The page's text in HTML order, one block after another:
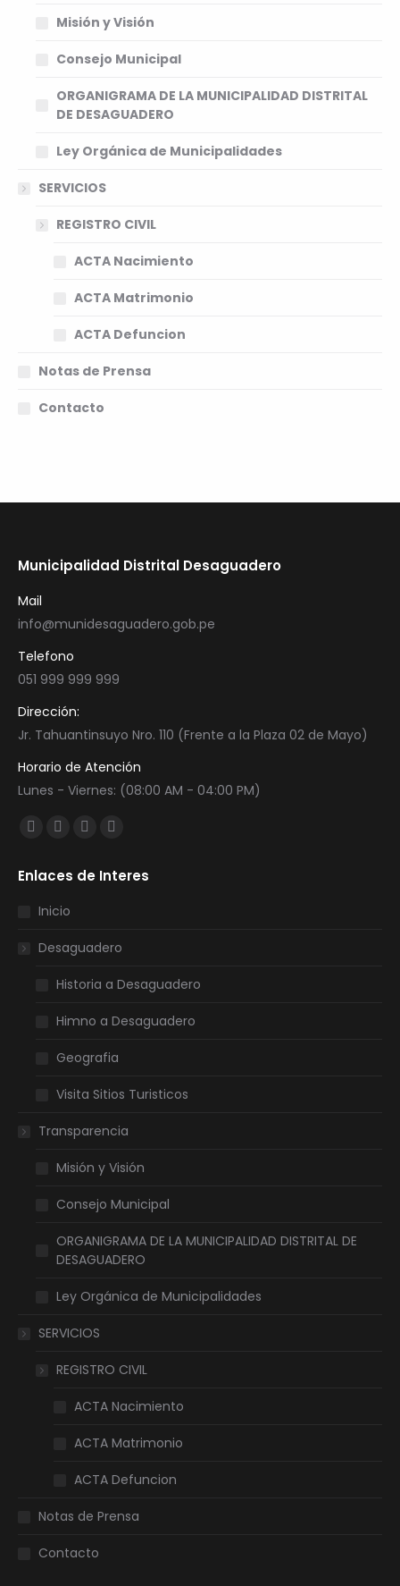
Misión y Visión
Consejo Municipal
ORGANIGRAMA DE LA MUNICIPALIDAD DISTRITAL
DE DESAGUADERO
Ley Orgánica de Municipalidades
SERVICIOS
REGISTRO CIVIL
ACTA Nacimiento
ACTA Matrimonio
ACTA Defuncion
Notas de Prensa
Contacto
Municipalidad Distrital Desaguadero
Mail
info@munidesaguadero.gob.pe
Telefono
051 999 999 999
Dirección:
Jr. Tahuantinsuyo Nro. 110 (Frente a la Plaza 02 de Mayo)
Horario de Atención
Lunes - Viernes: (08:00 AM - 04:00 PM)
Encuéntranos en:
Facebook
opens
in
window
Twitter
opens
in
window
YouTube
opens
window
Instagram
opens
window
Enlaces de Interes
Inicio
Desaguadero
Historia a Desaguadero
Himno a Desaguadero
Geografia
Visita Sitios Turisticos
Transparencia
Misión y Visión
Consejo Municipal
ORGANIGRAMA DE LA MUNICIPALIDAD DISTRITAL DE
DESAGUADERO
Ley Orgánica de Municipalidades
SERVICIOS
REGISTRO CIVIL
ACTA Nacimiento
ACTA Matrimonio
ACTA Defuncion
Notas de Prensa
Contacto